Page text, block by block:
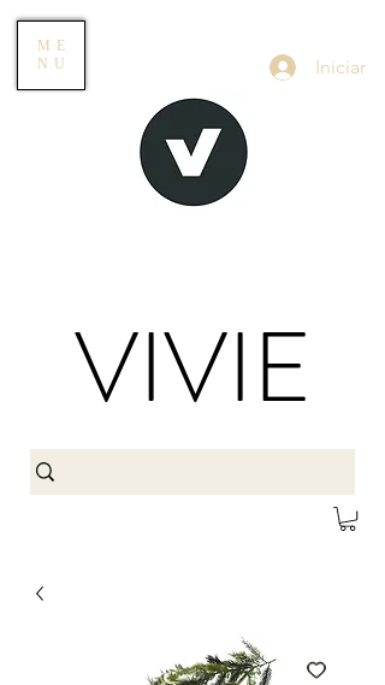
ME
NU
Iniciar
VIVIE